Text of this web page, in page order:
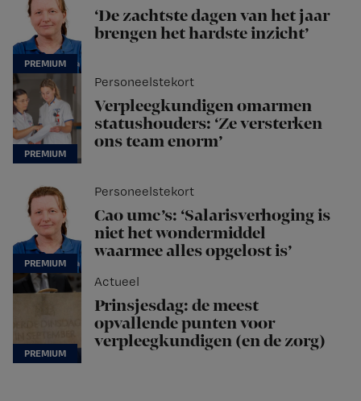
‘De zachtste dagen van het jaar
brengen het hardste inzicht’
Personeelstekort
Verpleegkundigen omarmen
statushouders: ‘Ze versterken
ons team enorm’
Personeelstekort
Cao umc’s: ‘Salarisverhoging is
niet het wondermiddel
waarmee alles opgelost is’
Actueel
Prinsjesdag: de meest
opvallende punten voor
verpleegkundigen (en de zorg)